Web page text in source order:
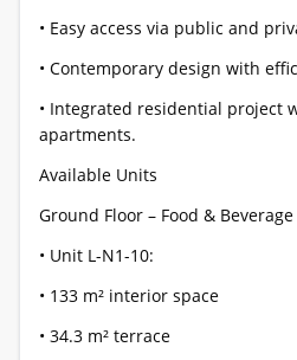
• Easy access via public and
• Contemporary design with
• Integrated residential project
apartments.
Available Units
Ground Floor – Food &
• Unit L-N1-10:
• 133 m² interior space
• 34.3 m² terrace